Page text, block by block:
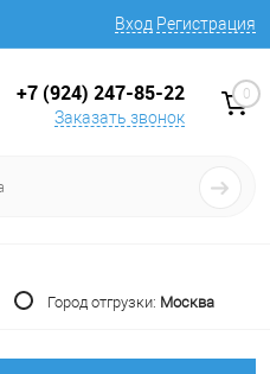
Вход Регистрация
+7 (924) 247-85-22
Заказать звонок
0
Город отгрузки: Москва